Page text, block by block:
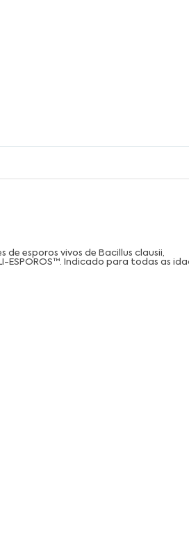
esporos vivos de Bacillus clausii,
Indicado para todas as